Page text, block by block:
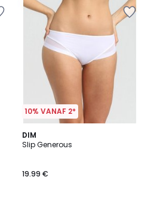
10% VANAF 2*
DIM
Slip Generous
19.99 €
4.4
/ 5
7
Kleuren